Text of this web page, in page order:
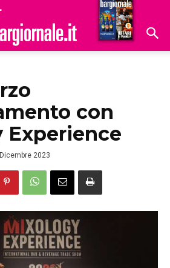
Hoteldomani
con
Experience
2023